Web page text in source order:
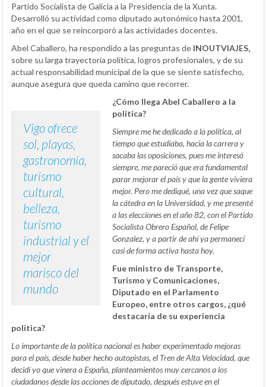
Partido Socialista de Galicia a la Presidencia de la Xunta.
Desarrolló su actividad como diputado autonómico hasta 2001,
año en el que se reincorporó a las actividades docentes.
Abel Caballero, ha respondido a las preguntas de INOUTVIAJES,
sobre su larga trayectoria política, logros profesionales, y de su
actual responsabilidad municipal de la que se siente satisfecho,
aunque asegura que queda camino que recorrer.
Vigo ofrece
sol, playas,
gastronomía,
turismo
cultural,
belleza,
turismo
industrial y el
mejor
marisco del
mundo
¿Cómo llega Abel Caballero a la
política?
Siempre me he dedicado a la política, al
tiempo que estudiaba, hacia la carrera y
sacaba las oposiciones, pues me interesó
siempre, me pareció que era fundamental
parar mejorar el país y que la gente viviera
mejor. Pero me dediqué, una vez que saque
la cátedra en la Universidad, y me presenté
a las elecciones en el año 82, con el Partido
Socialista Obrero Español, de Felipe
Gonzalez, y a partir de ahí ya permanecí
casi de forma activa hasta hoy.
Fue ministro de Transporte,
Turismo y Comunicaciones,
Diputado en el Parlamento
Europeo, entre otros cargos, ¿qué
destacaría de su experiencia
política?
Lo importante de la política nacional es haber experimentado mejoras
para el país, desde haber hecho autopistas, el Tren de Alta Velocidad, que
decidí yo que vinera a España, planteamientos muy cercanos a los
ciudadanos desde las acciones de diputado, después estuve en el